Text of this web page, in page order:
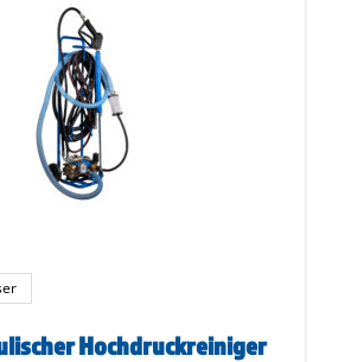
Hochdruckreiniger